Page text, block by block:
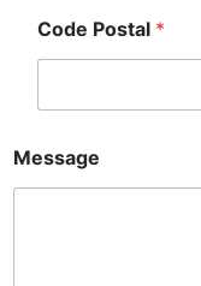
Code Postal *
Message